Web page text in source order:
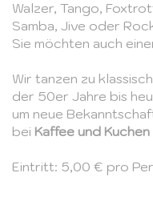
Walzer, Tango,
Samba, Jive oder
Sie möchten auch
Wir tanzen zu
der 50er Jahre bis
um neue
bei Kaffee und Kuchen
Eintritt: 5,00 € pro